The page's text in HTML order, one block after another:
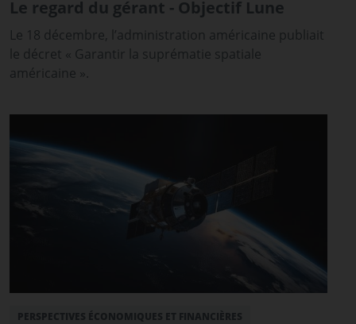
Le regard du gérant - Objectif Lune
Le 18 décembre, l’administration américaine publiait
le décret « Garantir la suprématie spatiale
américaine ».
PERSPECTIVES ÉCONOMIQUES ET FINANCIÈRES